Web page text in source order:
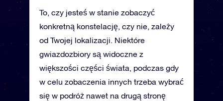
To, czy jesteś w stanie zobaczyć
konkretną konstelację, czy nie, zależy
od Twojej lokalizacji. Niektóre
gwiazdozbiory są widoczne z
większości części świata, podczas gdy
w celu zobaczenia innych trzeba wybrać
się w podróż nawet na drugą stronę